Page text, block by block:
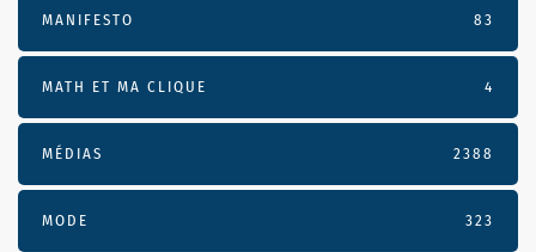
MANIFESTO 83
MATH ET MA CLIQUE 4
MÉDIAS 2388
MODE 323